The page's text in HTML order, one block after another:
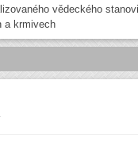
vědeckého
a krmivech